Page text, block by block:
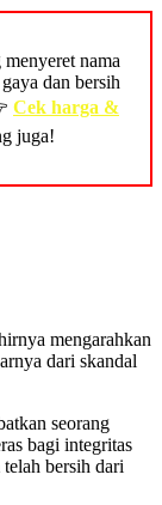
nama
dan bersih
Cek harga &
juga!
mengarahkan
dari skandal
seorang
bagi integritas
bersih dari